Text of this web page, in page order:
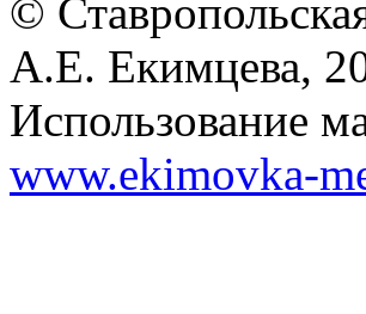
©
А.Е. Екимцева,
Использование
www.ekimovka-